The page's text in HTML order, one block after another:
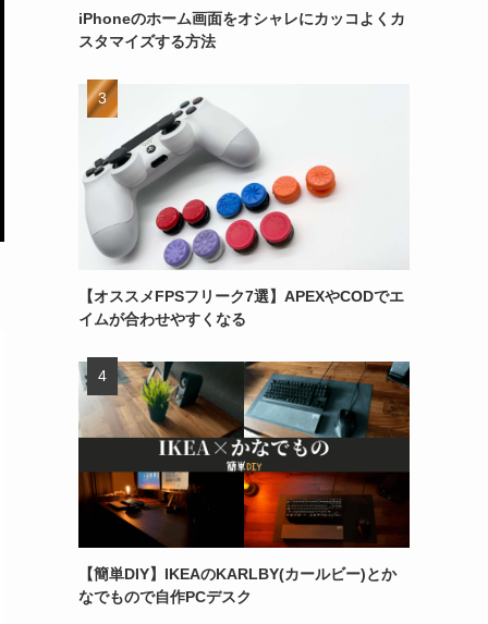
iPhoneのホーム画面をオシャレにカッコよくカ
スタマイズする方法
【オススメFPSフリーク7選】APEXやCODでエ
イムが合わせやすくなる
【簡単DIY】IKEAのKARLBY(カールビー)とか
なでもので自作PCデスク